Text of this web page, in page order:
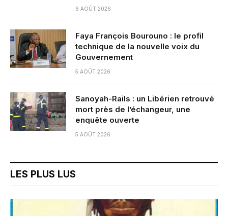
6 AOÛT 2026
Faya François Bourouno : le profil
technique de la nouvelle voix du
Gouvernement
5 AOÛT 2026
Sanoyah-Rails : un Libérien retrouvé
mort près de l’échangeur, une
enquête ouverte
5 AOÛT 2026
LES PLUS LUS